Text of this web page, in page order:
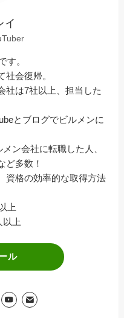
イ
す。
会復帰。
社は7社以上、担当した
とブログでビルメンに
ン会社に転職した人、
ど多数！
資格の効率的な取得方法
上
以上
ル